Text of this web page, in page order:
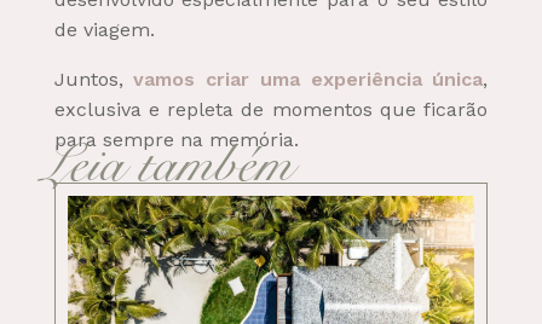
de viagem.
Juntos,vamos criar uma experiência única,
exclusiva e repleta de momentos que ficarão
para sempre na memória.
Leia também